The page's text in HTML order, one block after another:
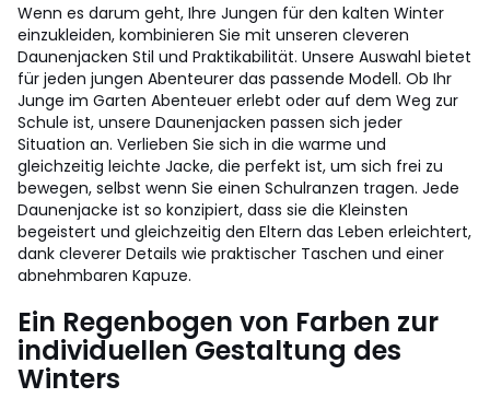
Wenn es darum geht, Ihre Jungen für den kalten Winter
einzukleiden, kombinieren Sie mit unseren cleveren
Daunenjacken Stil und Praktikabilität. Unsere Auswahl bietet
für jeden jungen Abenteurer das passende Modell. Ob Ihr
Junge im Garten Abenteuer erlebt oder auf dem Weg zur
Schule ist, unsere Daunenjacken passen sich jeder
Situation an. Verlieben Sie sich in die warme und
gleichzeitig leichte Jacke, die perfekt ist, um sich frei zu
bewegen, selbst wenn Sie einen Schulranzen tragen. Jede
Daunenjacke ist so konzipiert, dass sie die Kleinsten
begeistert und gleichzeitig den Eltern das Leben erleichtert,
dank cleverer Details wie praktischer Taschen und einer
abnehmbaren Kapuze.
Ein Regenbogen von Farben zur
individuellen Gestaltung des
Winters